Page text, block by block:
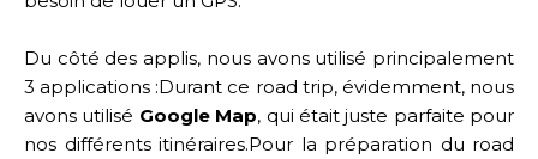
Du côté des applis, nous avons utilisé principalement
3 applications :Durant ce road trip, évidemment, nous
avons utilisé Google Map, qui était juste parfaite pour
nos différents itinéraires.Pour la préparation du road